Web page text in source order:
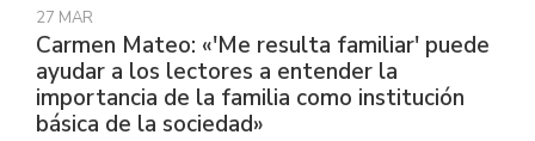
27 MAR
Carmen Mateo: «'Me resulta familiar' puede
ayudar a los lectores a entender la
importancia de la familia como institución
básica de la sociedad»